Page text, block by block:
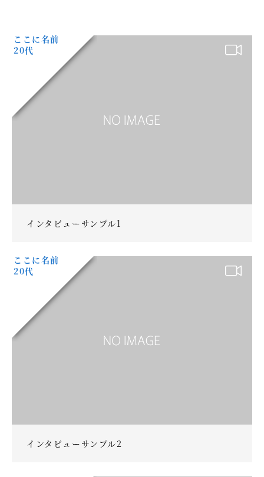
ここに名前
20代
インタビューサンプル1
ここに名前
20代
インタビューサンプル2